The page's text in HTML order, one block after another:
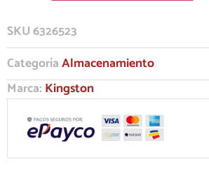
SKU6326523
CategoríaAlmacenamiento
Marca: Kingston